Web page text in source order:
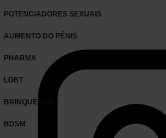
POTENCIADORES SEXUAIS
AUMENTO DO PÉNIS
PHARMA
LGBT
BRINQUEDOS
BDSM